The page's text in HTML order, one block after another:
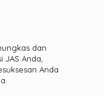
dan
Anda,
Anda